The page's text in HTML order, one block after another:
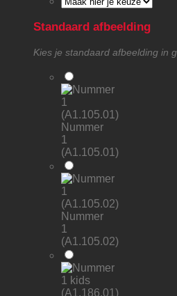
Standaard afbeelding
Kies je standaard afbeelding in
Nummer
1
(A1.105.01)
Nummer
1
(A1.105.02)